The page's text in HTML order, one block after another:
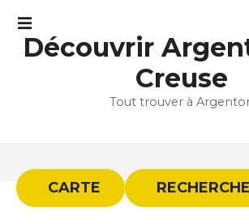
Découvrir
Creuse
Tout trouver à
CARTE